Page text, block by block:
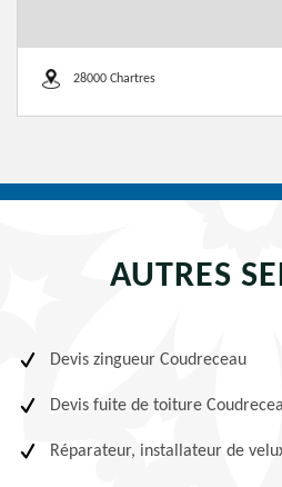
28000 Chartres
AUTRES
Devis zingueur Coudreceau
Devis fuite de toiture
Réparateur, installateur de